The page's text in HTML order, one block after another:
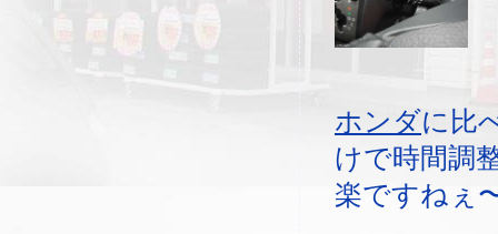
ホンダに比
けで時間調
楽ですねぇ